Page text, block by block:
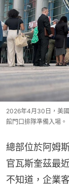
2026年4月30日，美
館門口排隊準備入場。
總部位於阿姆
官瓦斯奎茲最
不知道，企業